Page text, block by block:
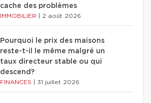
cache des problèmes
IMMOBILIER 2 août 2026
Pourquoi le prix des maisons
reste-t-il le même malgré un
taux directeur stable ou qui
descend?
FINANCES 31 juillet 2026